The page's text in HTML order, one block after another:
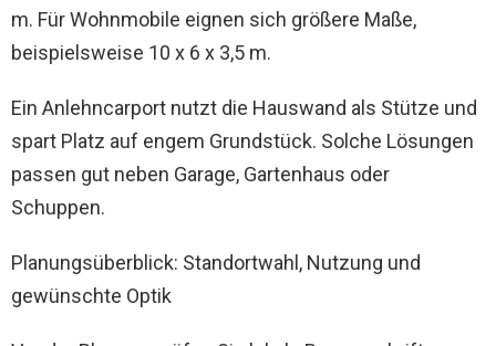
m. Für Wohnmobile eignen sich größere Maße,
beispielsweise 10 x 6 x 3,5 m.
Ein Anlehncarport nutzt die Hauswand als Stütze und
spart Platz auf engem Grundstück. Solche Lösungen
passen gut neben Garage, Gartenhaus oder
Schuppen.
Planungsüberblick: Standortwahl, Nutzung und
gewünschte Optik